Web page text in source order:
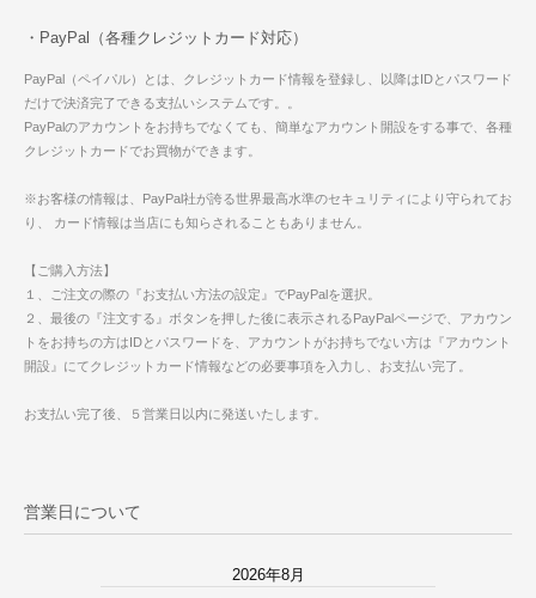
・PayPal（各種クレジットカード対応）
PayPal（ペイパル）とは、クレジットカード情報を登録し、以降はIDとパスワード
だけで決済完了できる支払いシステムです。。
PayPalのアカウントをお持ちでなくても、簡単なアカウント開設をする事で、各種
クレジットカードでお買物ができます。
※お客様の情報は、PayPal社が誇る世界最高水準のセキュリティにより守られてお
り、 カード情報は当店にも知らされることもありません。
【ご購入方法】
１、ご注文の際の『お支払い方法の設定』でPayPalを選択。
２、最後の『注文する』ボタンを押した後に表示されるPayPalページで、アカウン
トをお持ちの方はIDとパスワードを、アカウントがお持ちでない方は『アカウント
開設』にてクレジットカード情報などの必要事項を入力し、お支払い完了。
お支払い完了後、５営業日以内に発送いたします。
営業日について
2026年8月